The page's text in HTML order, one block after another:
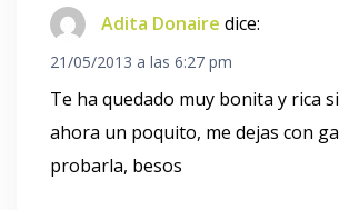
Adita Donaire dice:
21/05/2013 a las 6:27 pm
Te ha quedado muy bonita y rica
ahora un poquito, me dejas con
probarla, besos